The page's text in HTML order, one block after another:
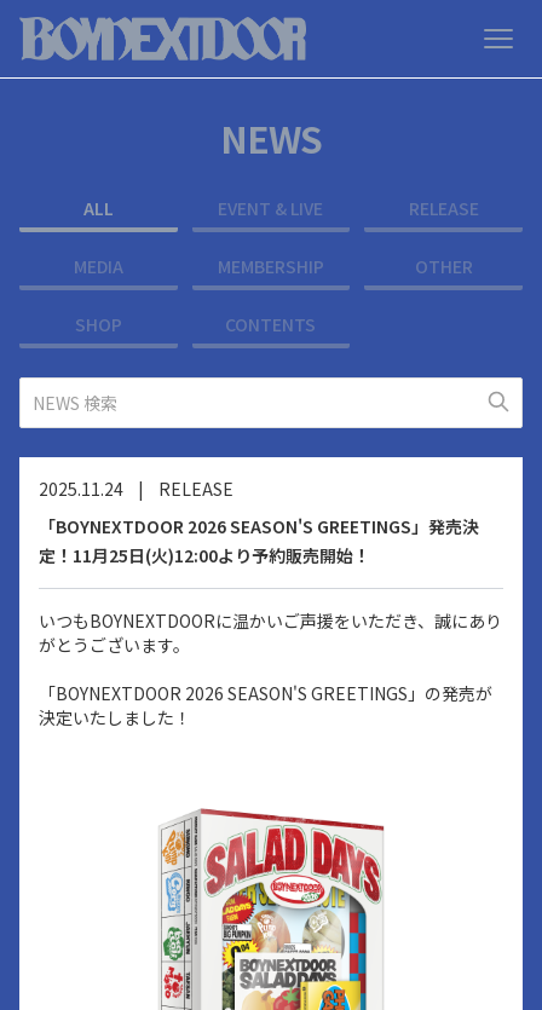
NEWS
ALL EVENT & LIVE RELEASE
MEDIA MEMBERSHIP OTHER
SHOP CONTENTS
2025.11.24 |
RELEASE
「BOYNEXTDOOR 2026 SEASON'S GREETINGS」発売決
定！11月25日(火)12:00より予約販売開始！
いつもBOYNEXTDOORに温かいご声援をいただき、誠にあり
がとうございます。
「BOYNEXTDOOR 2026 SEASON'S GREETINGS」の発売が
決定いたしました！